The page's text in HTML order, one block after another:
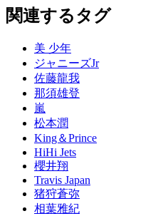
関連するタグ
美 少年
ジャニーズJr
佐藤龍我
那須雄登
嵐
松本潤
King＆Prince
HiHi Jets
櫻井翔
Travis Japan
猪狩蒼弥
相葉雅紀